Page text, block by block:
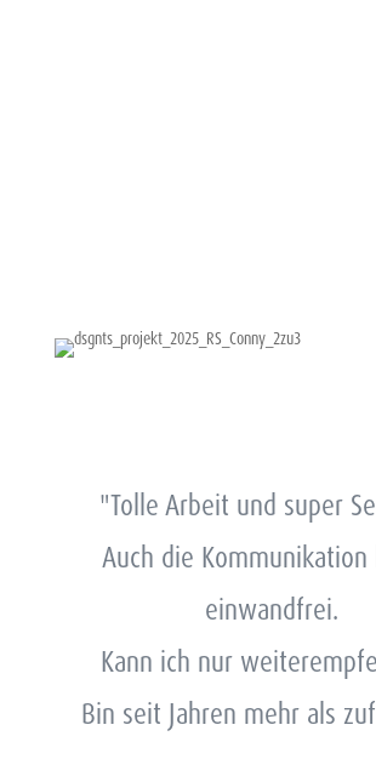
"Tolle Arbeit und super
Auch die
einwandfrei.
Kann ich nur
Bin seit Jahren mehr als